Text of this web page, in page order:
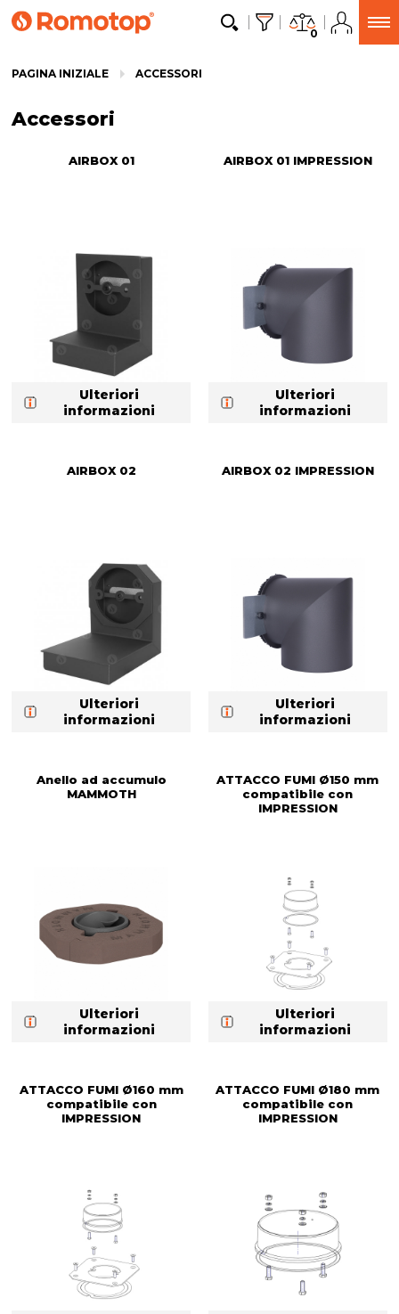
0
PAGINA INIZIALE ACCESSORI
Accessori
AIRBOX 01
Ulteriori
informazioni
AIRBOX 01 IMPRESSION
Ulteriori
informazioni
AIRBOX 02
Ulteriori
informazioni
AIRBOX 02 IMPRESSION
Ulteriori
informazioni
Anello ad accumulo
MAMMOTH
Ulteriori
informazioni
ATTACCO FUMI Ø150 mm
compatibile con
IMPRESSION
Ulteriori
informazioni
ATTACCO FUMI Ø160 mm
compatibile con
IMPRESSION
ATTACCO FUMI Ø180 mm
compatibile con
IMPRESSION